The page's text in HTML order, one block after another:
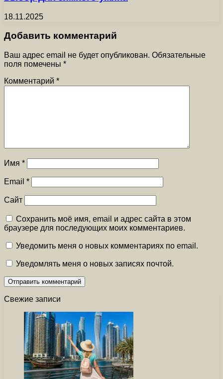
18.11.2025
Добавить комментарий
Ваш адрес email не будет опубликован. Обязательные
поля помечены *
Комментарий *
Имя *
Email *
Сайт
Сохранить моё имя, email и адрес сайта в этом
браузере для последующих моих комментариев.
Уведомить меня о новых комментариях по email.
Уведомлять меня о новых записях почтой.
Свежие записи